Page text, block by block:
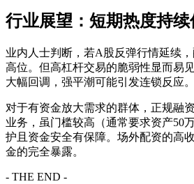
行业展望：短期热度持
业内人士判断，若A股反弹行情延续
高位。但高杠杆交易的脆弱性显而易
大幅回调，强平潮可能引发连锁反应。
对于有资金放大需求的群体，正规融
业务，虽门槛较高（通常要求资产50
护且资金安全有保障。场外配资的高
金的完全暴露。
- THE END -